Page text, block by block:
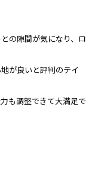
の隙間が気になり、ロ
が良いと評判のテイ
も調整できて大満足で